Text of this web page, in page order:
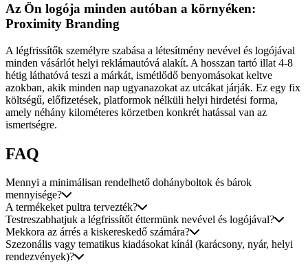
Az Ön logója minden autóban a környéken:
Proximity Branding
A légfrissítők személyre szabása a létesítmény nevével és logójával
minden vásárlót helyi reklámautóvá alakít. A hosszan tartó illat 4-8
hétig láthatóvá teszi a márkát, ismétlődő benyomásokat keltve
azokban, akik minden nap ugyanazokat az utcákat járják. Ez egy fix
költségű, előfizetések, platformok nélküli helyi hirdetési forma,
amely néhány kilométeres körzetben konkrét hatással van az
ismertségre.
FAQ
Mennyi a minimálisan rendelhető dohányboltok és bárok
mennyisége?
A termékeket pultra tervezték?
Testreszabhatjuk a légfrissítőt éttermünk nevével és logójával?
Mekkora az árrés a kiskereskedő számára?
Szezonális vagy tematikus kiadásokat kínál (karácsony, nyár, helyi
rendezvények)?